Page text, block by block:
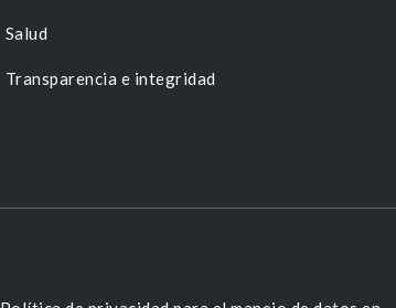
Salud
Transparencia e integridad